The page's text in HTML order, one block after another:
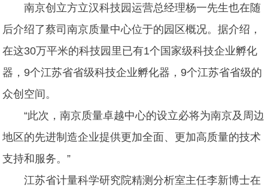
南京创立方立汉科技园运营总经理杨一先生也在随
后介绍了蔡司南京质量中心位于的园区概况。据介绍，
在这30万平米的科技园里已有1个国家级科技企业孵化
器，9个江苏省省级科技企业孵化器，9个江苏省省级的
众创空间。
“此次，南京质量卓越中心的设立必将为南京及周边
地区的先进制造企业提供更加全面、更加高质量的技术
支持和服务。”
江苏省计量科学研究院精测分析室主任李新博士在